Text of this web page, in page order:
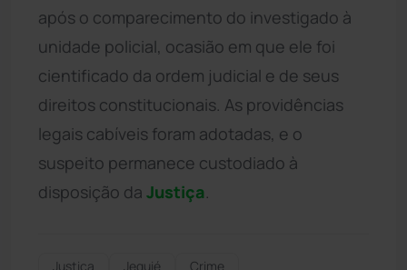
após o comparecimento do investigado à
unidade policial, ocasião em que ele foi
cientificado da ordem judicial e de seus
direitos constitucionais. As providências
legais cabíveis foram adotadas, e o
suspeito permanece custodiado à
disposição da Justiça
Justiça Jequié Crime